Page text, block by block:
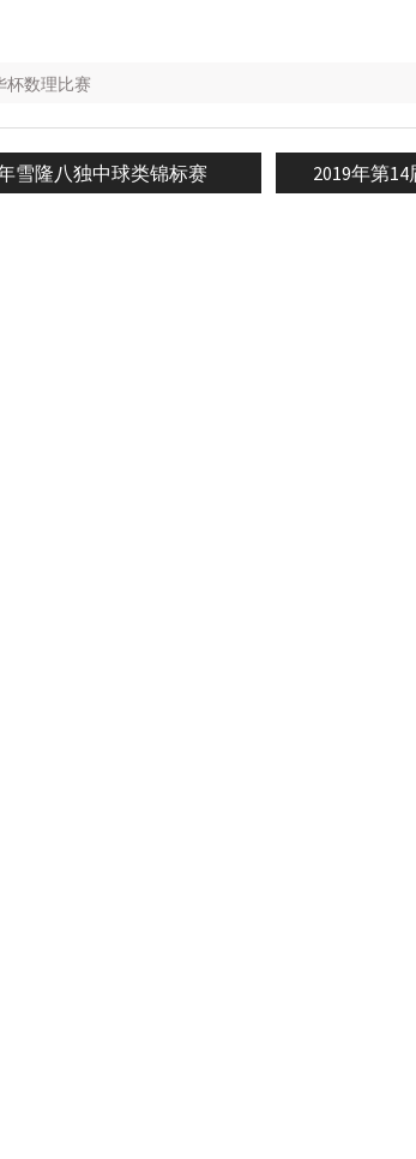
杯数理比赛
雪隆八独中球类锦标赛
Next
post:
2019年第